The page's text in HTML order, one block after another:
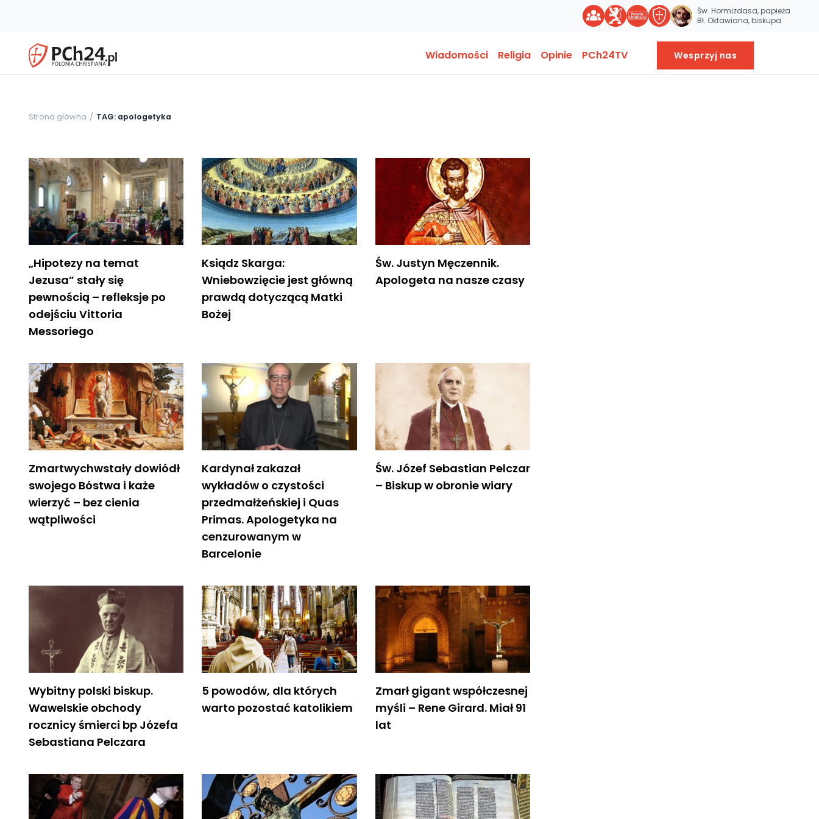
Św. Hormizdasa, papieża
Bł. Oktawiana, biskupa
Wiadomości Religia Opinie PCh24TV Wesprzyj nas
Strona główna TAG: apologetyka
„Hipotezy na temat
Jezusa” stały się
pewnością – refleksje po
odejściu Vittoria
Messoriego
Ksiądz Skarga:
Wniebowzięcie jest główną
prawdą dotyczącą Matki
Bożej
Św. Justyn Męczennik.
Apologeta na nasze czasy
Zmartwychwstały dowiódł
swojego Bóstwa i każe
wierzyć – bez cienia
wątpliwości
Kardynał zakazał
wykładów o czystości
przedmałżeńskiej i Quas
Primas. Apologetyka na
cenzurowanym w
Barcelonie
Św. Józef Sebastian Pelczar
– Biskup w obronie wiary
Wybitny polski biskup.
Wawelskie obchody
rocznicy śmierci bp Józefa
Sebastiana Pelczara
5 powodów, dla których
warto pozostać katolikiem
Zmarł gigant współczesnej
myśli – Rene Girard. Miał 91
lat